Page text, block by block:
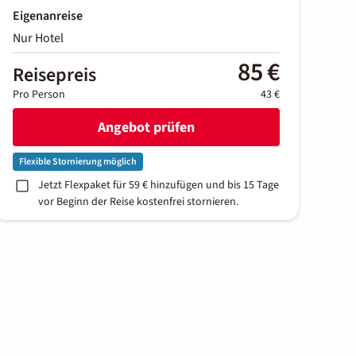
Eigenanreise
Nur Hotel
Reisepreis 85 €
Pro Person 43 €
Angebot prüfen
Flexible Stornierung möglich
Jetzt Flexpaket für 59 € hinzufügen und bis 15 Tage
vor Beginn der Reise kostenfrei stornieren.